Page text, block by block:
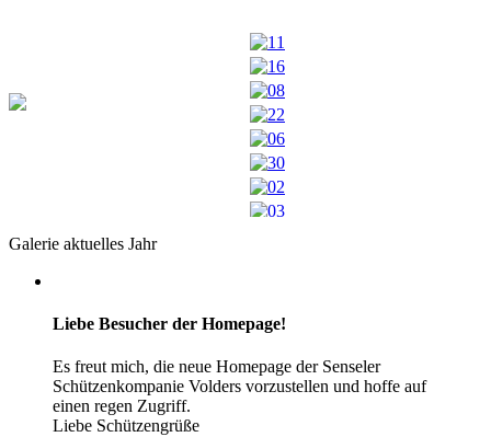
Galerie aktuelles Jahr
Liebe Besucher der Homepage!
Es freut mich, die neue Homepage der Senseler
Schützenkompanie Volders vorzustellen und hoffe auf
einen regen Zugriff.
Liebe Schützengrüße